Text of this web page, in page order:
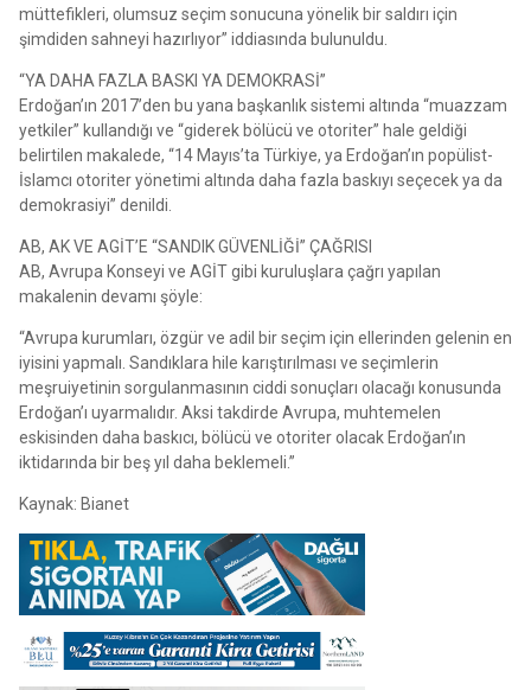
müttefikleri, olumsuz seçim sonucuna yönelik bir saldırı için
şimdiden sahneyi hazırlıyor” iddiasında bulunuldu.
“YA DAHA FAZLA BASKI YA DEMOKRASİ”
Erdoğan’ın 2017’den bu yana başkanlık sistemi altında “muazzam
yetkiler” kullandığı ve “giderek bölücü ve otoriter” hale geldiği
belirtilen makalede, “14 Mayıs’ta Türkiye, ya Erdoğan’ın popülist-
İslamcı otoriter yönetimi altında daha fazla baskıyı seçecek ya da
demokrasiyi” denildi.
AB, AK VE AGİT’E “SANDIK GÜVENLİĞİ” ÇAĞRISI
AB, Avrupa Konseyi ve AGİT gibi kuruluşlara çağrı yapılan
makalenin devamı şöyle:
“Avrupa kurumları, özgür ve adil bir seçim için ellerinden gelenin en
iyisini yapmalı. Sandıklara hile karıştırılması ve seçimlerin
meşruiyetinin sorgulanmasının ciddi sonuçları olacağı konusunda
Erdoğan’ı uyarmalıdır. Aksi takdirde Avrupa, muhtemelen
eskisinden daha baskıcı, bölücü ve otoriter olacak Erdoğan’ın
iktidarında bir beş yıl daha beklemeli.”
Kaynak: Bianet